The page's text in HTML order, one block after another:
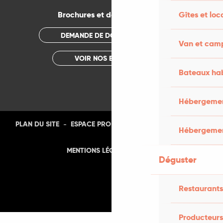
Gîtes et
Van et
Bateaux
Déguster
Brochures et documentations
DEMANDE DE DOCUMENTATION
VOIR NOS BROCHURES
PLAN DU SITE - ESPACE PRO
MENTIONS LÉGALES